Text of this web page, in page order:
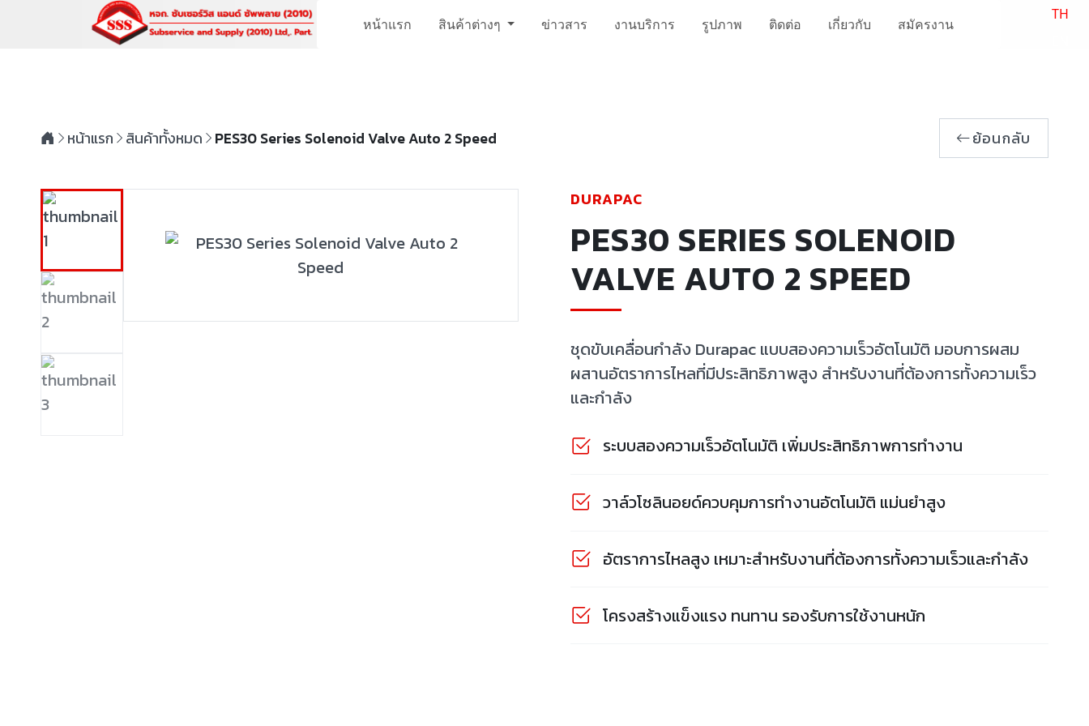
หน้าแรก สินค้าต่างๆ ข่าวสาร งานบริการ รูปภาพ ติดต่อ เกี่ยวกับ สมัครงาน
หน้าแรก สินค้าทั้งหมด PES30 Series Solenoid Valve Auto 2 Speed ย้อนกลับ
DURAPAC
PES30 SERIES SOLENOID
VALVE AUTO 2 SPEED
ชุดขับเคลื่อนกำลัง Durapac แบบสองความเร็วอัตโนมัติ มอบการผสม
ผสานอัตราการไหลที่มีประสิทธิภาพสูง สำหรับงานที่ต้องการทั้งความเร็ว
และกำลัง
ระบบสองความเร็วอัตโนมัติ เพิ่มประสิทธิภาพการทำงาน
วาล์วโซลินอยด์ควบคุมการทำงานอัตโนมัติ แม่นยำสูง
อัตราการไหลสูง เหมาะสำหรับงานที่ต้องการทั้งความเร็วและกำลัง
โครงสร้างแข็งแรง ทนทาน รองรับการใช้งานหนัก
TH